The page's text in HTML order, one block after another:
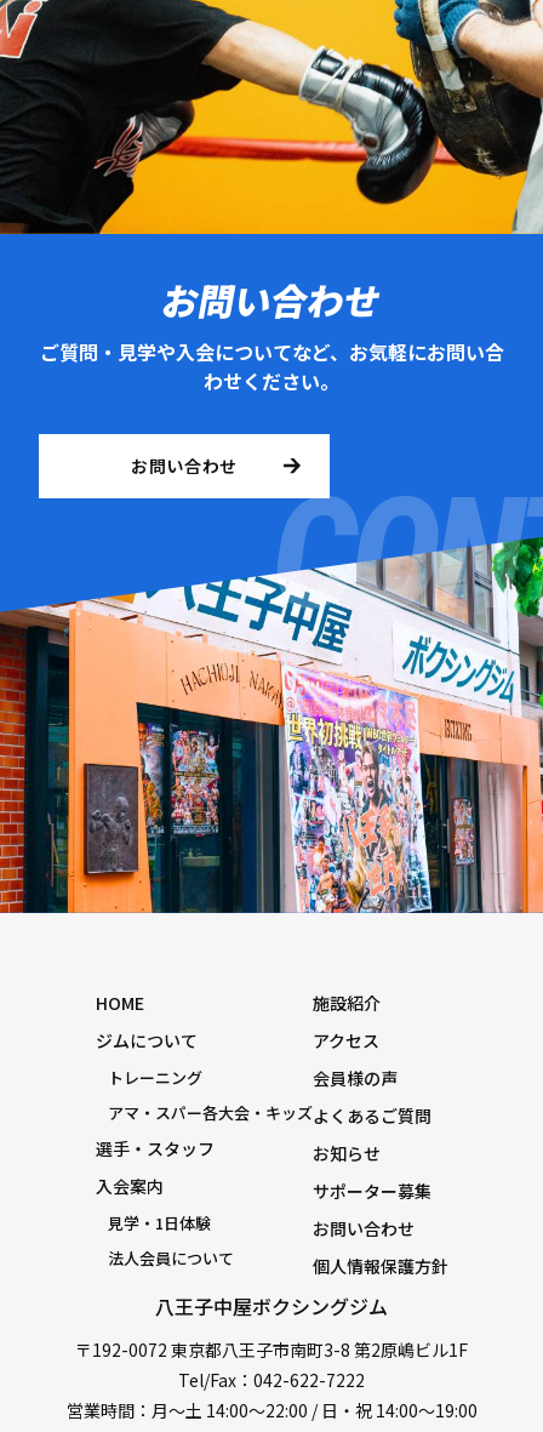
お問い合わせ
ご質問・見学や入会についてなど、お気軽にお問い合
わせください。
お問い合わせ
八王子中屋ボクシングジム
〒192-0072 東京都八王子市南町3-8 第2原嶋ビル1F
Tel/Fax：042-622-7222
営業時間：月〜土 14:00〜22:00 / 日・祝 14:00〜19:00
HOME
ジムについて
トレーニング
アマ・スパー各大会・キッズ
選手・スタッフ
入会案内
見学・1日体験
法人会員について
施設紹介
アクセス
会員様の声
よくあるご質問
お知らせ
サポーター募集
お問い合わせ
個人情報保護方針